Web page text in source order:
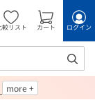
較リスト カート ログイン